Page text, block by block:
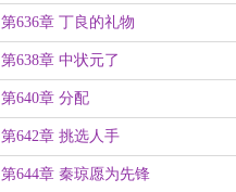
第636章 丁良的礼物
第638章 中状元了
第640章 分配
第642章 挑选人手
第644章 秦琼愿为先锋